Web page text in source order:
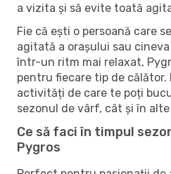
a vizita și să evite toată
Fie că ești o persoană care
agitată a orașului sau
într-un ritm mai relaxat,
pentru fiecare tip de
activități de care te poți
sezonul de vârf, cât și în alte
Ce să faci în timpul
Pygros